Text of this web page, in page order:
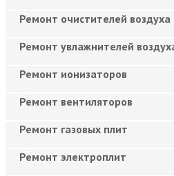
Ремонт очистителей воздуха
Ремонт увлажнителей
Ремонт ионизаторов
Ремонт вентиляторов
Ремонт газовых плит
Ремонт электроплит